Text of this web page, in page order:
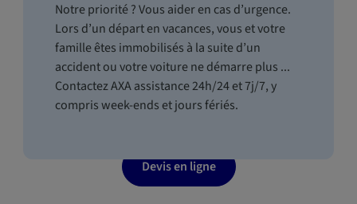
Notre priorité ? Vous aider en cas d’urgence.
Lors d’un départ en vacances, vous et votre
famille êtes immobilisés à la suite d’un
accident ou votre voiture ne démarre plus ...
Contactez AXA assistance 24h/24 et 7j/7, y
compris week-ends et jours fériés.
Devis en ligne